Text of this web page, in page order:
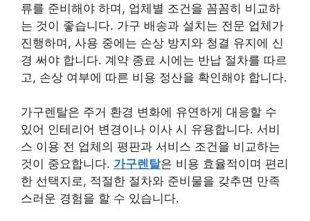
류를 준비해야 하며, 업체별 조건을 꼼꼼히 비교하
는 것이 좋습니다. 가구 배송과 설치는 전문 업체가
진행하며, 사용 중에는 손상 방지와 청결 유지에 신
경 써야 합니다. 계약 종료 시에는 반납 절차를 따르
고, 손상 여부에 따른 비용 정산을 확인해야 합니다.
가구렌탈은 주거 환경 변화에 유연하게 대응할 수
있어 인테리어 변경이나 이사 시 유용합니다. 서비
스 이용 전 업체의 평판과 서비스 조건을 비교하는
것이 중요합니다. 가구렌탈은 비용 효율적이며 편리
한 선택지로, 적절한 절차와 준비물을 갖추면 만족
스러운 경험을 할 수 있습니다.